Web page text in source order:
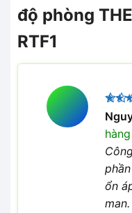
độ phòng
RTF1
Được
xếp
45
hàng
ổn